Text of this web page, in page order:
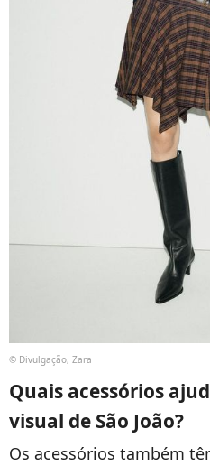
© Divulgação, Zara
Quais acessórios
visual de São João?
Os acessórios também